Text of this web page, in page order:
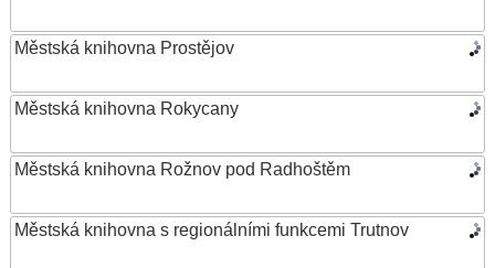
Městská knihovna Prostějov
Městská knihovna Rokycany
Městská knihovna Rožnov pod Radhoštěm
Městská knihovna s regionálními funkcemi Trutnov